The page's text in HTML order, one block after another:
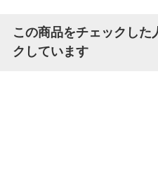
この商品をチェックした
クしています